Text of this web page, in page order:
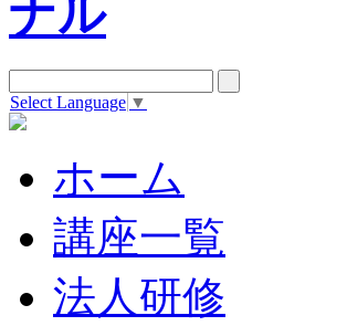
Select Language ▼
ホーム
講座一覧
法人研修